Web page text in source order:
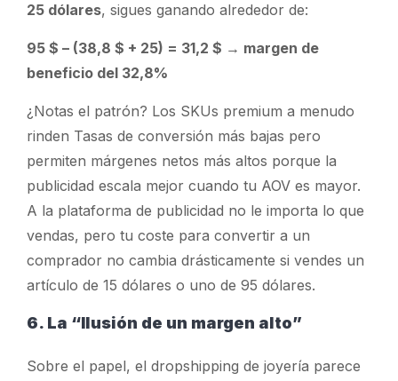
25 dólares, sigues ganando alrededor de:
95 $ – (38,8 $ + 25) = 31,2 $ → margen de
beneficio del 32,8%
¿Notas el patrón? Los SKUs premium a menudo
rinden Tasas de conversión más bajas pero
permiten márgenes netos más altos porque la
publicidad escala mejor cuando tu AOV es mayor.
A la plataforma de publicidad no le importa lo que
vendas, pero tu coste para convertir a un
comprador no cambia drásticamente si vendes un
artículo de 15 dólares o uno de 95 dólares.
6. La “Ilusión de un margen alto”
Sobre el papel, el dropshipping de joyería parece